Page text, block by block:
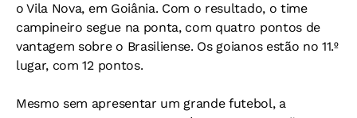
o Vila Nova, em Goiânia. Com o resultado, o time
campineiro segue na ponta, com quatro pontos de
vantagem sobre o Brasiliense. Os goianos estão no 11.º
lugar, com 12 pontos.
Mesmo sem apresentar um grande futebol, a